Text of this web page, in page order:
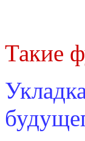
Такие